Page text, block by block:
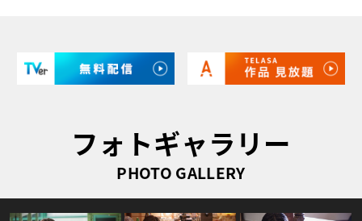
フォトギャラリー
PHOTO GALLERY